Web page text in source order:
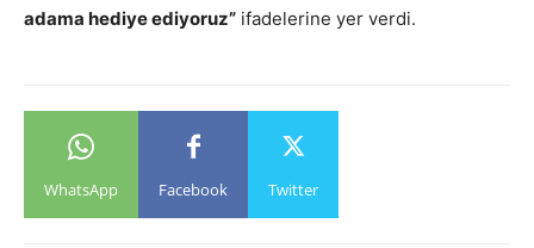
adama hediye ediyoruz” ifadelerine yer verdi.
WhatsApp Facebook Twitter